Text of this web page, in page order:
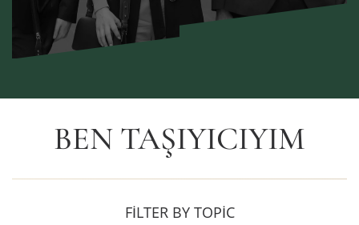
BEN TAŞIYICIYIM
FILTER BY TOPIC